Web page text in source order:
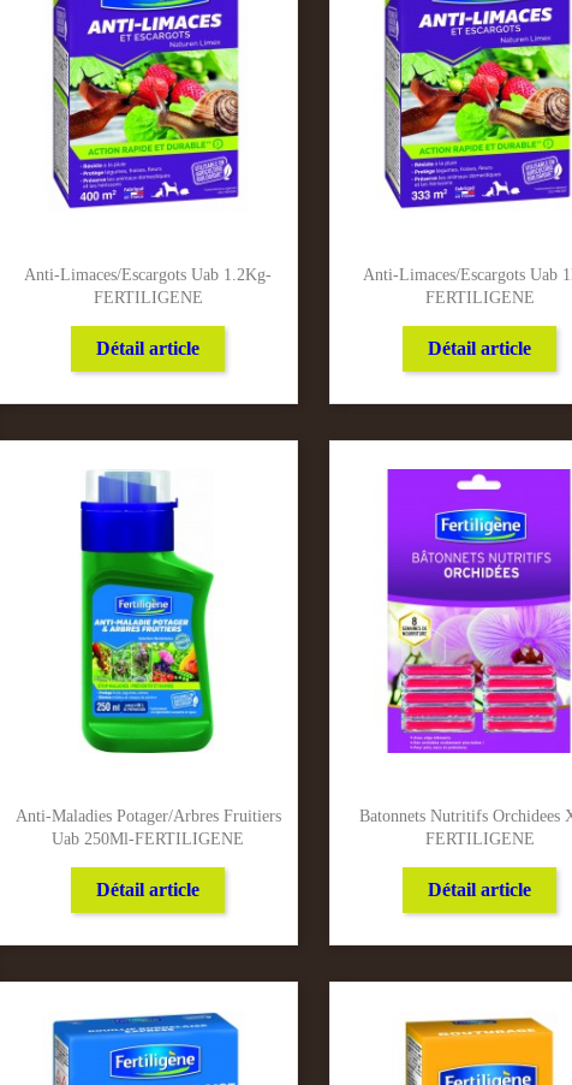
Anti-Limaces/Escargots Uab 1.2Kg-
FERTILIGENE
Détail article
Anti-Limaces/Escargots Uab
FERTILIGENE
Détail article
Anti-Maladies Potager/Arbres Fruitiers
Uab 250Ml-FERTILIGENE
Détail article
Batonnets Nutritifs Orchidees
FERTILIGENE
Détail article